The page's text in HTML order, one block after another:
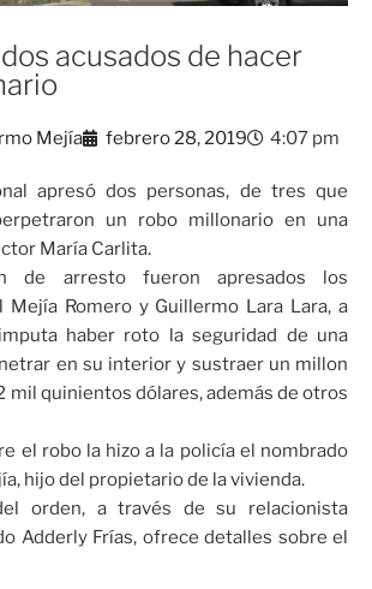
acusados de hacer
Mejía febrero 28, 2019 4:07 pm
apresó dos personas, de tres que
un robo millonario en una
María Carlita.
de arresto fueron apresados los
Mejía Romero y Guillermo Lara Lara, a
haber roto la seguridad de una
en su interior y sustraer un millon
mil quinientos dólares, además de otros
el robo la hizo a la policía el nombrado
hijo del propietario de la vivienda.
orden, a través de su relacionista
Adderly Frías, ofrece detalles sobre el